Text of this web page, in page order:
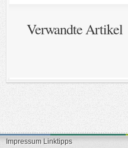
Verwandte Artikel
Impressum Linktipps